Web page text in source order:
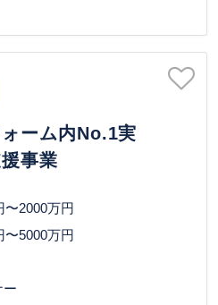
ーム内No.1実
事業
〜2000万円
〜5000万円
ー